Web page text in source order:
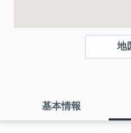
地
基本情報